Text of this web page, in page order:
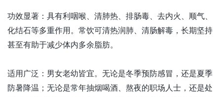
功效显著：具有利咽喉、清肺热、排肠毒、去内火、顺气、
化结石等多重作用。常饮可清热润肺、清肠解毒，长期坚持
甚至有助于减少体内多余脂肪。
适用广泛：男女老幼皆宜。无论是冬季预防感冒，还是夏季
防暑降温；无论是常年抽烟喝酒、熬夜的职场人士，还是处